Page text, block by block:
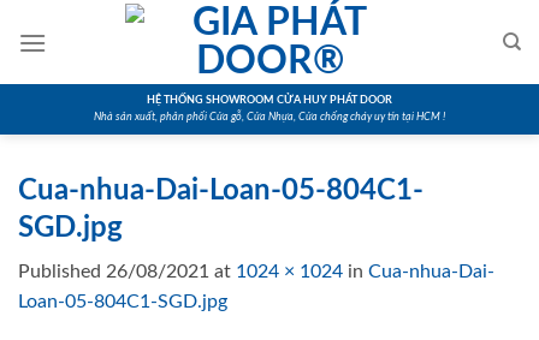
HỆ THỐNG SHOWROOM CỬA HUY PHÁT DOOR
Nhà sản xuất, phân phối Cửa gỗ, Cửa Nhựa, Cửa chống cháy uy tín tại HCM !
Cua-nhua-Dai-Loan-05-804C1-
SGD.jpg
Published 26/08/2021 at 1024 × 1024 in Cua-nhua-Dai-
Loan-05-804C1-SGD.jpg